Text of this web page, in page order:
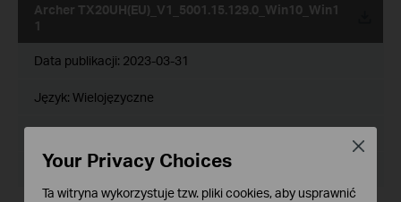
Archer TX20UH(EU)_V1_5001.15.129.0_Win10_Win1
1
Data publikacji: 2023-03-31
Język: Wielojęzyczne
System operacyjny: win10x86/x64，win11x64
Your Privacy Choices
Ta witryna wykorzystuje tzw. pliki cookies, aby usprawnić
Close